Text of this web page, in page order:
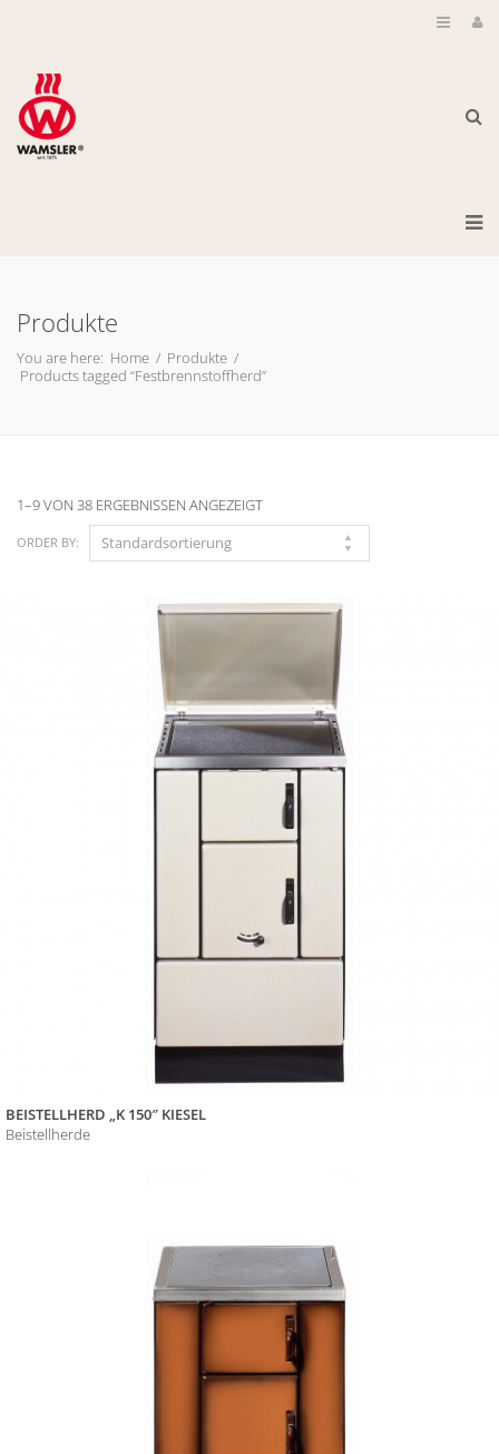
Produkte
You are here: Home / Produkte /
Products tagged “Festbrennstoffherd”
1–9 VON 38 ERGEBNISSEN ANGEZEIGT
ORDER BY:
BEISTELLHERD „K 150″ KIESEL
Beistellherde